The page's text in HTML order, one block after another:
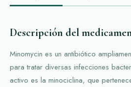
Descripción del
Minomycin es un antibiótico
para tratar diversas infecciones
activo es la minociclina, que